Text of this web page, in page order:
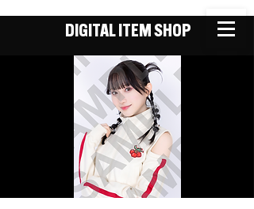
DIGITAL ITEM SHOP